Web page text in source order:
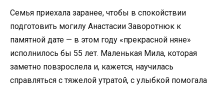
Семья приехала заранее, чтобы в спокойствии
подготовить могилу Анастасии Заворотнюк к
памятной дате — в этом году «прекрасной няне»
исполнилось бы 55 лет. Маленькая Мила, которая
заметно повзрослела и, кажется, научилась
справляться с тяжелой утратой, с улыбкой помогала